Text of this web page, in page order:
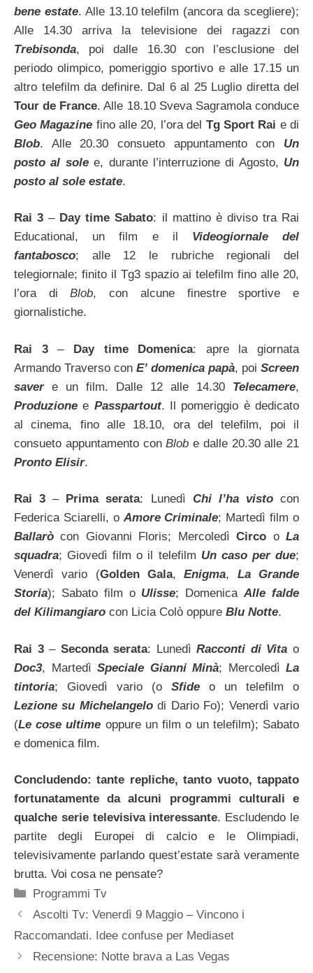
bene estate. Alle 13.10 telefilm (ancora da scegliere);
Alle 14.30 arriva la televisione dei ragazzi con
Trebisonda, poi dalle 16.30 con l’esclusione del
periodo olimpico, pomeriggio sportivo e alle 17.15 un
altro telefilm da definire. Dal 6 al 25 Luglio diretta del
Tour de France. Alle 18.10 Sveva Sagramola conduce
Geo Magazine fino alle 20, l’ora del Tg Sport Rai e di
Blob. Alle 20.30 consueto appuntamento con Un
posto al solee, durante l’interruzione di Agosto, Un
posto al sole estate.
Rai 3 – Day time Sabato: il mattino è diviso tra Rai
Educational, un film e il Videogiornale del
fantabosco; alle 12 le rubriche regionali del
telegiornale; finito il Tg3 spazio ai telefilm fino alle 20,
l’ora diBlob, con alcune finestre sportive e
giornalistiche.
Rai 3– Day time Domenica: apre la giornata
Armando Traverso conE’ domenica papà, poiScreen
savere un film. Dalle 12 alle 14.30 Telecamere,
Produzione e Passpartout. Il pomeriggio è dedicato
al cinema, fino alle 18.10, ora del telefilm, poi il
consueto appuntamento conBlob e dalle 20.30 alle 21
Pronto Elisir.
Rai 3 – Prima serata: Lunedì Chi l’ha vistocon
Federica Sciarelli, o Amore Criminale; Martedì film o
Ballarò con Giovanni Floris; MercoledìCirco oLa
squadra; Giovedì film o il telefilm Un caso per due;
Venerdì vario (Golden Gala,Enigma, La Grande
Storia); Sabato film o Ulisse; DomenicaAlle falde
del Kilimangiaro con Licia Colò oppure Blu Notte.
Rai 3– Seconda serata: LunedìRacconti di Vita o
Doc3, Martedì Speciale Gianni Minà; Mercoledì La
tintoria; Giovedì vario (o Sfide o un telefilm o
Lezione su Michelangelodi Dario Fo); Venerdì vario
(Le cose ultime oppure un film o un telefilm); Sabato
e domenica film.
Concludendo: tante repliche, tanto vuoto, tappato
fortunatamente da alcuni programmi culturali e
qualche serie televisiva interessante. Escludendo le
partite degli Europei di calcio e le Olimpiadi,
televisivamente parlando quest’estate sarà veramente
brutta. Voi cosa ne pensate?
Categorie
Programmi Tv
Ascolti Tv: Venerdì 9 Maggio – Vincono i
Raccomandati. Idee confuse per Mediaset
Recensione: Notte brava a Las Vegas